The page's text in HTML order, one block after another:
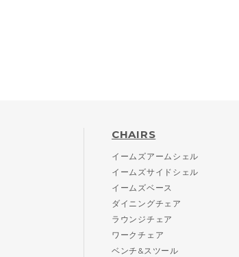
CHAIRS
イームズアームシェル
イームズサイドシェル
イームズベース
ダイニングチェア
ラウンジチェア
ワークチェア
ベンチ&スツール